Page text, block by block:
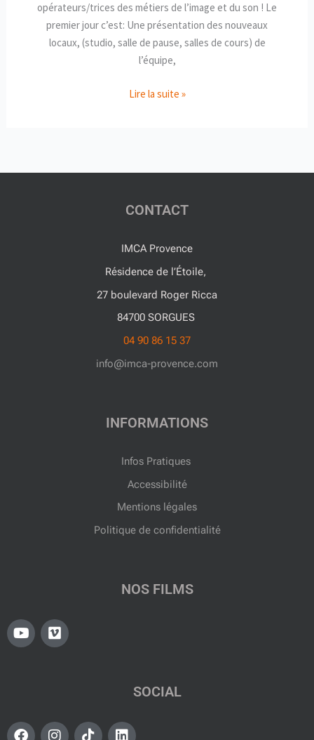
opérateurs/trices des métiers de l’image et du son ! Le
premier jour c’est: Une présentation des nouveaux
locaux, (studio, salle de pause, salles de cours) de
l’équipe,
Lire la suite »
CONTACT
IMCA Provence
Résidence de l’Étoile,
27 boulevard Roger Ricca
84700 SORGUES
04 90 86 15 37
info@imca-provence.com
INFORMATIONS
Infos Pratiques
Accessibilité
Mentions légales
Politique de confidentialité
NOS FILMS
Y
o
u
V
i
m
SOCIAL
F
I
T
L